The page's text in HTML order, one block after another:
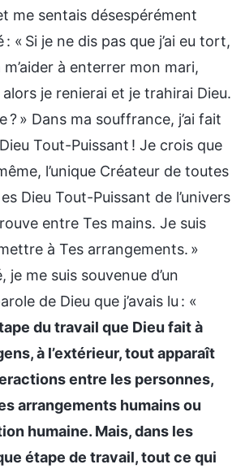
me sentais désespérément
: « Si je ne dis pas que j’ai eu tort,
à enterrer mon mari,
alors je renierai et je trahirai Dieu.
? » Dans ma souffrance, j’ai fait
Tout-Puissant ! Je crois que
l’unique Créateur de toutes
Dieu Tout-Puissant de l’univers
entre Tes mains. Je suis
à Tes arrangements. »
je me suis souvenue d’un
de Dieu que j’avais lu : «
du travail que Dieu fait à
à l’extérieur, tout apparaît
entre les personnes,
arrangements humains ou
humaine. Mais, dans les
étape de travail, tout ce qui